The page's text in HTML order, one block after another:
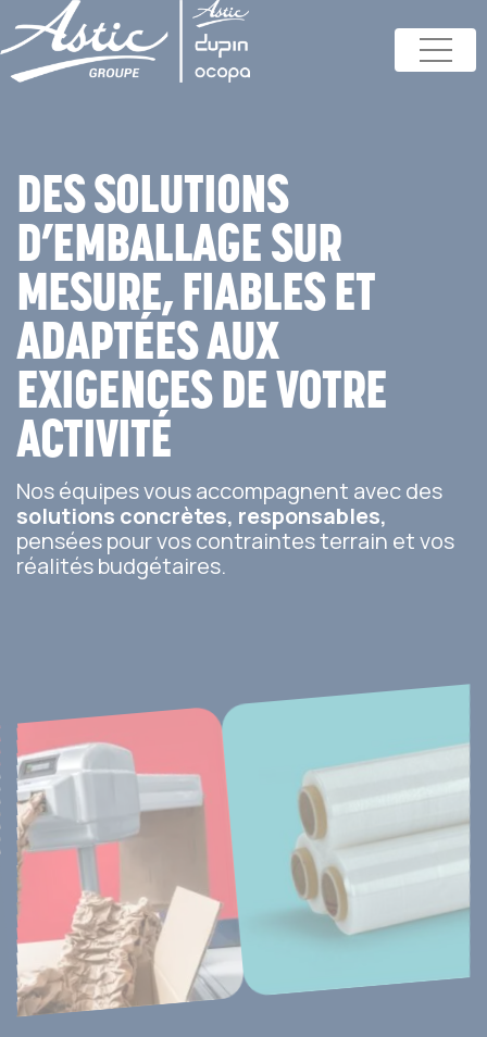
DES SOLUTIONS
D’EMBALLAGE SUR
MESURE, FIABLES ET
ADAPTÉES AUX
EXIGENCES DE VOTRE
ACTIVITÉ
Nos équipes vous accompagnent avec des
solutions concrètes, responsables,
pensées pour vos contraintes terrain et vos
réalités budgétaires.